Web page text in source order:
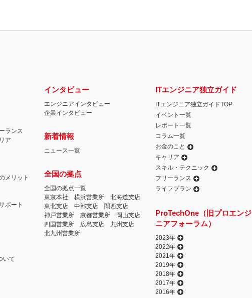
ランス
ア
メリット
ポート
いて
インタビュー
エンジニアインタビュー
企業インタビュー
新着情報
ニュース一覧
全国の拠点
全国の拠点一覧
東京本社
横浜営業所
北海道支店
東北支店
中部支店
関西支店
神戸営業所
京都営業所
岡山支店
四国営業所
広島支店
九州支店
北九州営業所
ITエンジニア独立ガイド
ITエンジニア独立ガイドTOP
イベント一覧
レポート一覧
コラム一覧
お金のこと
キャリア
スキル・テクニック
フリーランス
ライフプラン
ProTechOne（旧プロエンジ
ニアフォーラム）
2023年
2022年
2021年
2019年
2018年
2017年
2016年